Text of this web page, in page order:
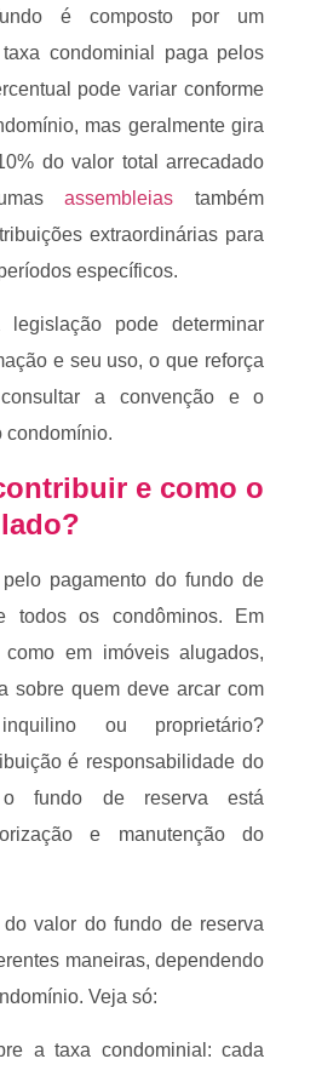
é composto por um
condominial paga pelos
pode variar conforme
mas geralmente gira
do valor total arrecadado
assembleias também
extraordinárias para
específicos.
pode determinar
e seu uso, o que reforça
a convenção e o
condomínio.
e como o
pagamento do fundo de
todos os condôminos. Em
como em imóveis alugados,
sobre quem deve arcar com
ou proprietário?
é responsabilidade do
o fundo de reserva está
e manutenção do
valor do fundo de reserva
maneiras, dependendo
Veja só:
a taxa condominial: cada